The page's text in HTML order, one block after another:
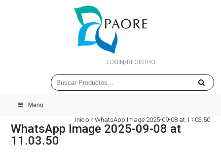
LOGIN/REGISTRO
Menu
Inicio ⁄WhatsApp Image 2025-09-08 at 11.03.50
WhatsApp Image 2025-09-08 at
11.03.50